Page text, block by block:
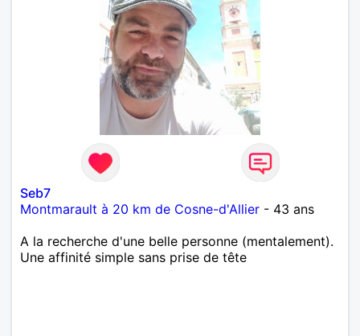
Seb7
Montmarault à 20 km de Cosne-d'Allier - 43 ans
A la recherche d'une belle personne (mentalement).
Une affinité simple sans prise de tête